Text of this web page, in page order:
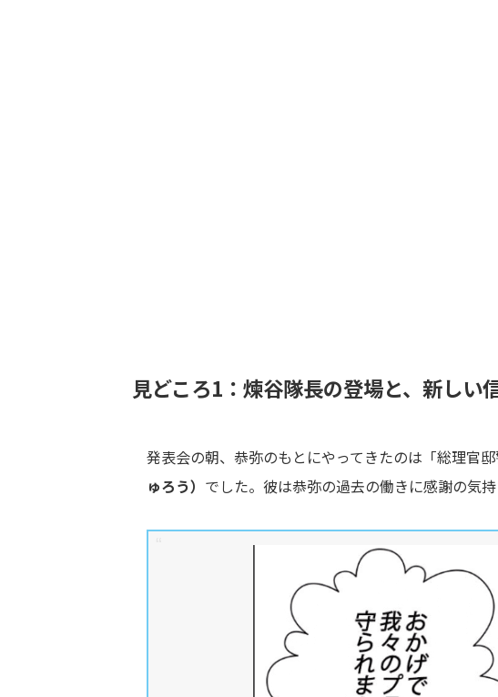
見どころ1：煉谷隊長の登場と、新しい
発表会の朝、恭弥のもとにやってきたのは「総理官
ゅろう） でした。彼は恭弥の過去の働きに感謝の気